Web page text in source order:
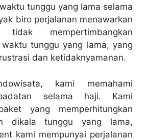
tunggu yang lama selama
biro perjalanan menawarkan
mempertimbangkan
tunggu yang lama, yang
dan ketidaknyamanan.
kami memahami
selama haji. Kami
yang memperhitungkan
dikala tunggu yang lama,
kami mempunyai perjalanan